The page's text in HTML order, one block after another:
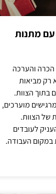
עם מתנות
הכרה והערכה
רק מביאות
הצוות.
מוערכים,
של הצוות.
לעובדים
במקום העבודה.